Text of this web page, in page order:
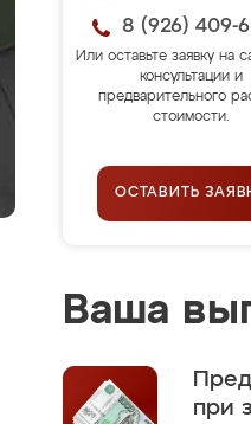
8 (926) 409-
Или оставьте заявку на
консультации и
предварительного
стоимости.
ОСТАВИТЬ
Ваша
при